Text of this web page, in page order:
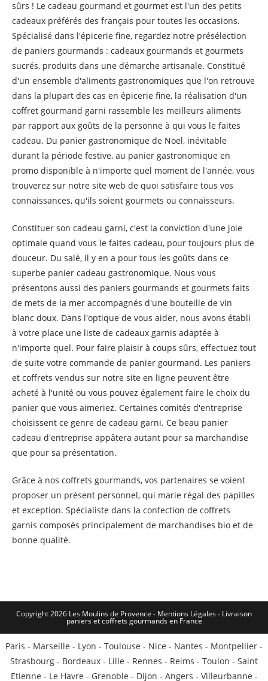
sûrs ! Le cadeau gourmand et gourmet est l'un des petits
cadeaux préférés des français pour toutes les occasions.
Spécialisé dans l'épicerie fine, regardez notre présélection
de paniers gourmands : cadeaux gourmands et gourmets
sucrés, produits dans une démarche artisanale. Constitué
d'un ensemble d'aliments gastronomiques que l'on retrouve
dans la plupart des cas en épicerie fine, la réalisation d'un
coffret gourmand garni rassemble les meilleurs aliments
par rapport aux goûts de la personne à qui vous le faites
cadeau. Du panier gastronomique de Noël, inévitable
durant la période festive, au panier gastronomique en
promo disponible à n'importe quel moment de l'année, vous
trouverez sur notre site web de quoi satisfaire tous vos
connaissances, qu'ils soient gourmets ou connaisseurs.
Constituer son cadeau garni, c'est la conviction d'une joie
optimale quand vous le faites cadeau, pour toujours plus de
douceur. Du salé, il y en a pour tous les goûts dans ce
superbe panier cadeau gastronomique. Nous vous
présentons aussi des paniers gourmands et gourmets faits
de mets de la mer accompagnés d'une bouteille de vin
blanc doux. Dans l'optique de vous aider, nous avons établi
à votre place une liste de cadeaux garnis adaptée à
n'importe quel. Pour faire plaisir à coups sûrs, effectuez tout
de suite votre commande de panier gourmand. Les paniers
et coffrets vendus sur notre site en ligne peuvent être
acheté à l'unité ou vous pouvez également faire le choix du
panier que vous aimeriez. Certaines comités d'entreprise
choisissent ce genre de cadeau garni. Ce beau panier
cadeau d'entreprise appâtera autant pour sa marchandise
que pour sa présentation.
Grâce à nos coffrets gourmands, vos partenaires se voient
proposer un présent personnel, qui marie régal des papilles
et exception. Spécialiste dans la confection de coffrets
garnis composés principalement de marchandises bio et de
bonne qualité.
Copyright 2026 Les Moulins de Provence - Mentions Légales - Livraison
paniers et coffrets gourmands en France
Paris - Marseille - Lyon - Toulouse - Nice - Nantes - Montpellier -
Strasbourg - Bordeaux - Lille - Rennes - Reims - Toulon - Saint
Etienne - Le Havre - Grenoble - Dijon - Angers - Villeurbanne -